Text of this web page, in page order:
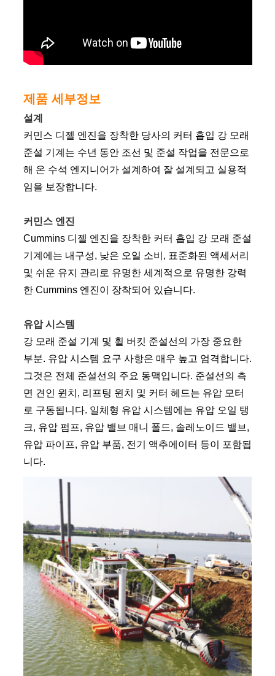
제품 세부정보
설계
커민스 디젤 엔진을 장착한 당사의 커터 흡입 강 모래
준설 기계는 수년 동안 조선 및 준설 작업을 전문으로
해 온 수석 엔지니어가 설계하여 잘 설계되고 실용적
임을 보장합니다.
커민스 엔진
Cummins 디젤 엔진을 장착한 커터 흡입 강 모래 준설
기계에는 내구성, 낮은 오일 소비, 표준화된 액세서리
및 쉬운 유지 관리로 유명한 세계적으로 유명한 강력
한 Cummins 엔진이 장착되어 있습니다.
유압 시스템
강 모래 준설 기계 및 휠 버킷 준설선의 가장 중요한
부분. 유압 시스템 요구 사항은 매우 높고 엄격합니다.
그것은 전체 준설선의 주요 동맥입니다. 준설선의 측
면 견인 윈치, 리프팅 윈치 및 커터 헤드는 유압 모터
로 구동됩니다. 일체형 유압 시스템에는 유압 오일 탱
크, 유압 펌프, 유압 밸브 매니 폴드, 솔레노이드 밸브,
유압 파이프, 유압 부품, 전기 액추에이터 등이 포함됩
니다.